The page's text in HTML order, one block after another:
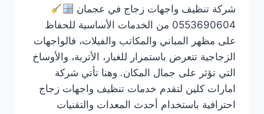
شركة تنظيف واجهات زجاج في عجمان
0553690604 من الخدمات الأساسية للحفاظ
على مظهر المباني والمكاتب والفيلات، فالواجهات
الزجاجية تتعرض باستمرار للغبار، الأتربة، والأوساخ
التي تؤثر على جمال المكان. وهنا تأتي شركة
امارات كلين لتقدم خدمات تنظيف واجهات زجاج
احترافية باستخدام أحدث المعدات والتقنيات